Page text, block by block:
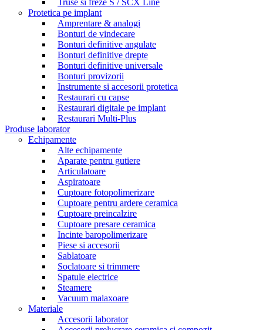
Truse si freze S / SCX Line
Protetica pe implant
Amprentare & analogi
Bonturi de vindecare
Bonturi definitive angulate
Bonturi definitive drepte
Bonturi definitive universale
Bonturi provizorii
Instrumente si accesorii protetica
Restaurari cu capse
Restaurari digitale pe implant
Restaurari Multi-Plus
Produse laborator
Echipamente
Alte echipamente
Aparate pentru gutiere
Articulatoare
Aspiratoare
Cuptoare fotopolimerizare
Cuptoare pentru ardere ceramica
Cuptoare preincalzire
Cuptoare presare ceramica
Incinte baropolimerizare
Piese si accesorii
Sablatoare
Soclatoare si trimmere
Spatule electrice
Steamere
Vacuum malaxoare
Materiale
Accesorii laborator